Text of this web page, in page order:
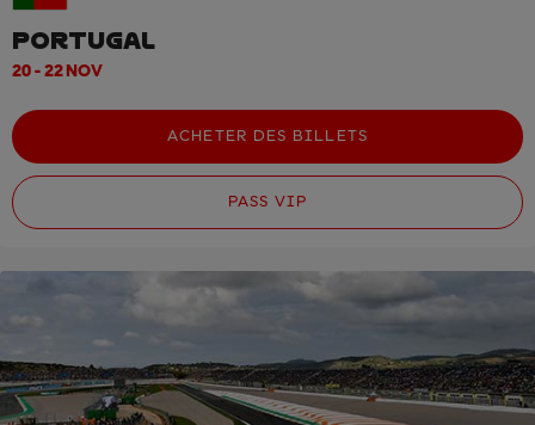
PORTUGAL
20 - 22 NOV
ACHETER DES BILLETS
PASS VIP